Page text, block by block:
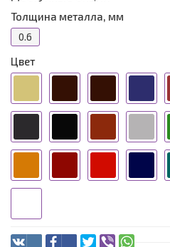
Толщина металла, мм
0.6
Цвет